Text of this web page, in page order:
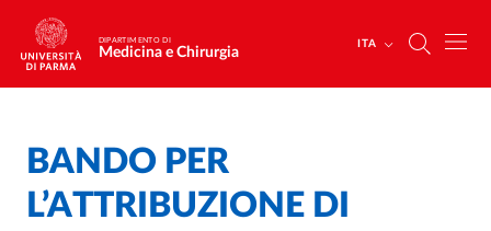
Salta al contenuto principale
Skip to footer
DIPARTIMENTO DI
Medicina e Chirurgia
ITA
Home /
BANDO PER
L’ATTRIBUZIONE DI